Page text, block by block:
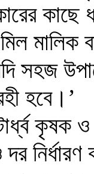
কাছে
মালিক
সহজ
হবে।’